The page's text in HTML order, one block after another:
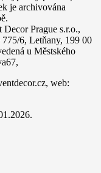
je archivována
Prague s.r.o.,
6, Letňany, 199 00
u Městského
web: